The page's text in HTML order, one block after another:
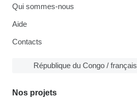
Qui sommes-nous
Aide
Contacts
République du Congo / français
Nos projets